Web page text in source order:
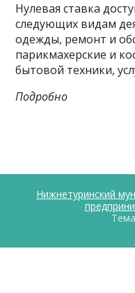
Нулевая ставка
следующих видам
одежды, ремонт и
парикмахерские и
бытовой техники,
Подробно
Нижнетуринский